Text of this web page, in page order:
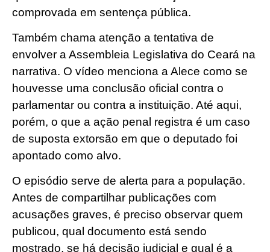
comprovada em sentença pública.
Também chama atenção a tentativa de
envolver a Assembleia Legislativa do Ceará na
narrativa. O vídeo menciona a Alece como se
houvesse uma conclusão oficial contra o
parlamentar ou contra a instituição. Até aqui,
porém, o que a ação penal registra é um caso
de suposta extorsão em que o deputado foi
apontado como alvo.
O episódio serve de alerta para a população.
Antes de compartilhar publicações com
acusações graves, é preciso observar quem
publicou, qual documento está sendo
mostrado, se há decisão judicial e qual é a